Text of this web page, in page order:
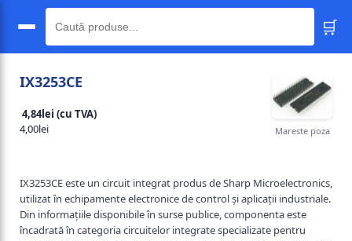
🛒
IX3253CE
4,84lei (cu TVA)
4,00lei
Mareste poza
IX3253CE este un circuit integrat produs de Sharp Microelectronics,
utilizat în echipamente electronice de control și aplicații industriale.
Din informațiile disponibile în surse publice, componenta este
încadrată în categoria circuitelor integrate specializate pentru